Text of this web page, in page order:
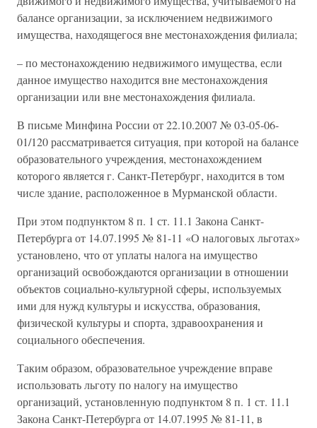
балансе организации, за исключением недвижимого
имущества, находящегося вне местонахождения филиала;
– по местонахождению недвижимого имущества, если
данное имущество находится вне местонахождения
организации или вне местонахождения филиала.
В письме Минфина России от 22.10.2007 № 03-05-06-
01/120 рассматривается ситуация, при которой на балансе
образовательного учреждения, местонахождением
которого является г. Санкт-Петербург, находится в том
числе здание, расположенное в Мурманской области.
При этом подпунктом 8 п. 1 ст. 11.1 Закона Санкт-
Петербурга от 14.07.1995 № 81-11 «О налоговых льготах»
установлено, что от уплаты налога на имущество
организаций освобождаются организации в отношении
объектов социально-культурной сферы, используемых
ими для нужд культуры и искусства, образования,
физической культуры и спорта, здравоохранения и
социального обеспечения.
Таким образом, образовательное учреждение вправе
использовать льготу по налогу на имущество
организаций, установленную подпунктом 8 п. 1 ст. 11.1
Закона Санкт-Петербурга от 14.07.1995 № 81-11, в